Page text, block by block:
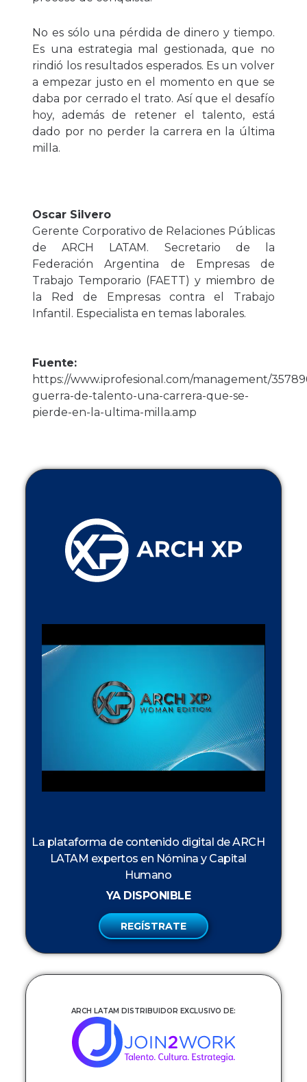
No es sólo una pérdida de dinero y tiempo.
Es una estrategia mal gestionada, que no
rindió los resultados esperados. Es un volver
a empezar justo en el momento en que se
daba por cerrado el trato. Así que el desafío
hoy, además de retener el talento, está
dado por no perder la carrera en la última
milla.
Oscar Silvero
Gerente Corporativo de Relaciones Públicas
de ARCH LATAM. Secretario de la
Federación Argentina de Empresas de
Trabajo Temporario (FAETT) y miembro de
la Red de Empresas contra el Trabajo
Infantil. Especialista en temas laborales.
Fuente:
https://www.iprofesional.com/management/
guerra-de-talento-una-carrera-que-se-
pierde-en-la-ultima-milla.amp
La plataforma de contenido digital de ARCH
LATAM expertos en Nómina y Capital
Humano
YA DISPONIBLE
REGÍSTRATE
ARCH LATAM DISTRIBUIDOR EXCLUSIVO DE: